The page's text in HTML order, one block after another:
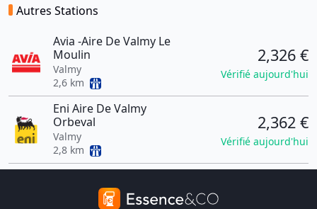
Autres Stations
Avia -Aire De Valmy Le
Moulin
Valmy
2,6 km
2,326 €
Vérifié aujourd'hui
Eni Aire De Valmy
Orbeval
Valmy
2,8 km
2,362 €
Vérifié aujourd'hui